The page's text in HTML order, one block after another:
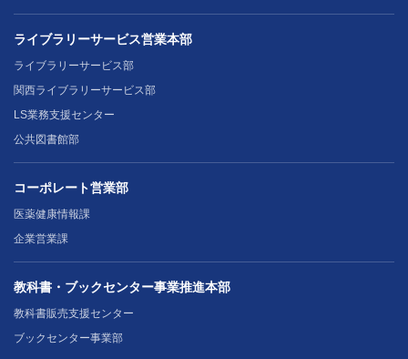
ライブラリーサービス営業本部
ライブラリーサービス部
関西ライブラリーサービス部
LS業務支援センター
公共図書館部
コーポレート営業部
医薬健康情報課
企業営業課
教科書・ブックセンター事業推進本部
教科書販売支援センター
ブックセンター事業部